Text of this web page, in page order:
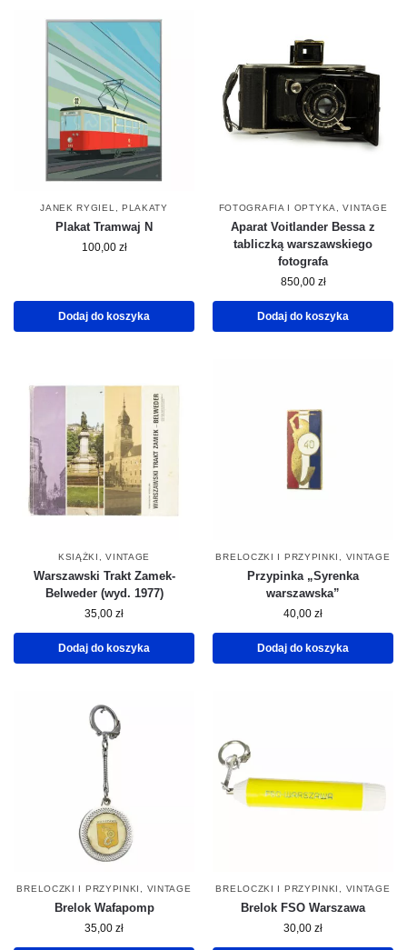
JANEK RYGIEL PLAKATY
Plakat Tramwaj N
100,00 zł
Dodaj do koszyka
FOTOGRAFIA I OPTYKA ,VINTAGE
Aparat Voitlander Bessa z
tabliczką warszawskiego
fotografa
850,00 zł
Dodaj do koszyka
KSIĄŻKI ,VINTAGE
Warszawski Trakt Zamek-
Belweder (wyd. 1977)
35,00 zł
Dodaj do koszyka
BRELOCZKI I PRZYPINKI VINTAGE
Przypinka „Syrenka
warszawska”
40,00 zł
Dodaj do koszyka
BRELOCZKI I PRZYPINKI VINTAGE
Brelok Wafapomp
35,00 zł
BRELOCZKI I PRZYPINKI VINTAGE
Brelok FSO Warszawa
30,00 zł